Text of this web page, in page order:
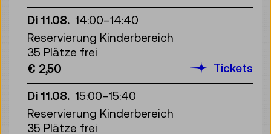
Di 11.08. 14:00–14:40
Reservierung Kinderbereich
35 Plätze frei
€ 2,50
Tickets
Di 11.08. 15:00–15:40
Reservierung Kinderbereich
35 Plätze frei